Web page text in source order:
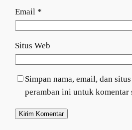
Email *
Situs Web
Simpan nama, email, dan
peramban ini untuk komentar